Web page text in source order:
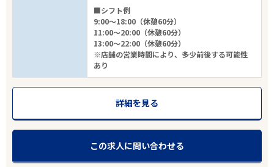
■シフト例
9:00～18:00（休憩60分）
11:00～20:00（休憩60分）
13:00～22:00（休憩60分）
※店舗の営業時間により、多少前後する可能性
あり
詳細を見る
この求人に問い合わせる